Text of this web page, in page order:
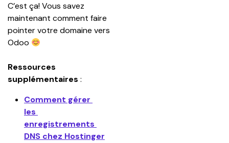
C’est ça! Vous savez
maintenant comment faire
pointer votre domaine vers
Odoo
Ressources
supplémentaires :
Comment gérer
les
enregistrements
DNS chez Hostinger